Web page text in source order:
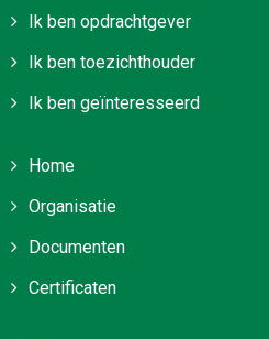
Ik ben opdrachtgever
Ik ben toezichthouder
Ik ben geïnteresseerd
Home
Organisatie
Documenten
Certificaten